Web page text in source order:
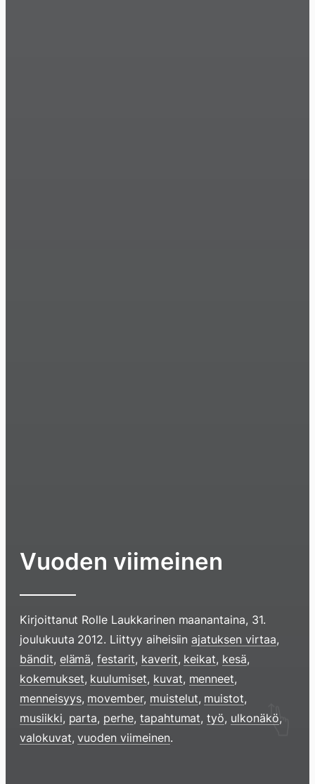
Vuoden viimeinen
Kirjoittanut Rolle Laukkarinen maanantaina, 31.
joulukuuta 2012. Liittyy aiheisiinajatuksen virtaa,
bändit, elämä,festarit, kaverit, keikat, kesä,
kokemukset, kuulumiset, kuvat, menneet,
menneisyys, movember, muistelut, muistot,
musiikki, parta, perhe, tapahtumat,työ, ulkonäkö,
valokuvat,vuoden viimeinen.
Hyppää